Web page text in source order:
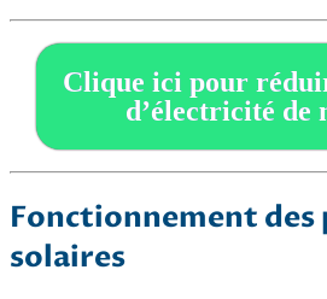
Clique ici pour
d’électricité de
Fonctionnement des
solaires